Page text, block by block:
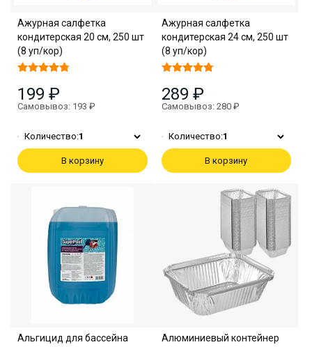
Ажурная салфетка
кондитерская 20 см, 250 шт
(8 уп/кор)
199 ₽
Самовывоз: 193 ₽
Количество:1
В корзину
Ажурная салфетка
кондитерская 24 см, 250 шт
(8 уп/кор)
289 ₽
Самовывоз: 280 ₽
Количество:1
В корзину
Альгицид для бассейна
Алюминиевый контейнер